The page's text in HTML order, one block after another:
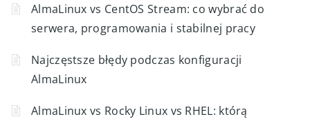
AlmaLinux vs CentOS Stream: co wybrać do
serwera, programowania i stabilnej pracy
Najczęstsze błędy podczas konfiguracji
AlmaLinux
AlmaLinux vs Rocky Linux vs RHEL: którą